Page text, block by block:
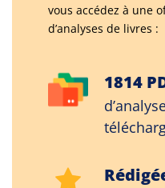
vous accédez à une
d’analyses de livres :
1814